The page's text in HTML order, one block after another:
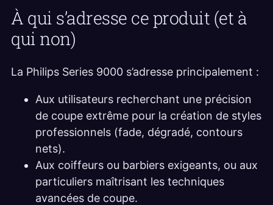
À qui s’adresse ce produit (et à
qui non)
La Philips Series 9000 s’adresse principalement :
Aux utilisateurs recherchant une précision
de coupe extrême pour la création de styles
professionnels (fade, dégradé, contours
nets).
Aux coiffeurs ou barbiers exigeants, ou aux
particuliers maîtrisant les techniques
avancées de coupe.